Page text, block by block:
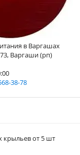
в Варгашах
Варгаши (рп)
38-78
от 5 шт